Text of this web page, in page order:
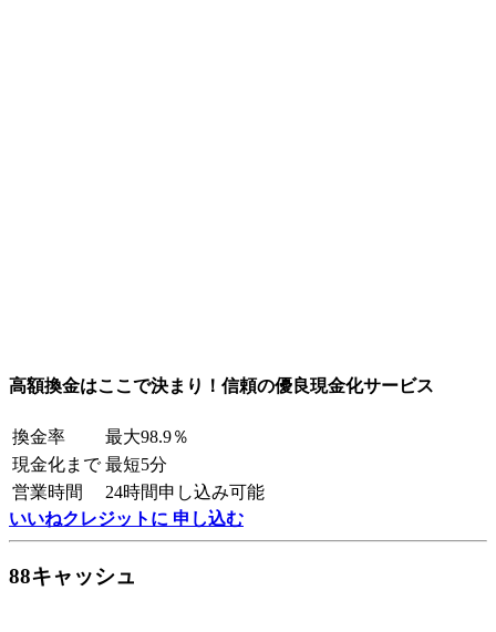
高額換金はここで決まり！信頼の優良現金化サービス
換金率
最大98.9％
現金化まで 最短5分
営業時間
24時間申し込み可能
いいねクレジットに 申し込む
88キャッシュ